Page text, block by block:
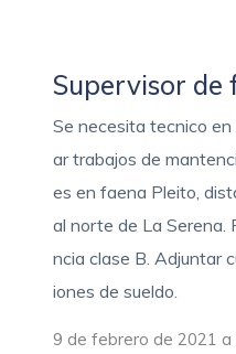
Supervisor de
Se necesita tecnico
ar trabajos de
es en faena Pleito,
al norte de La Serena.
ncia clase B. Adjuntar
iones de sueldo.
9 de febrero de 2021 a